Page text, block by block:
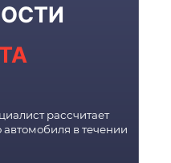
рассчитает
в течении